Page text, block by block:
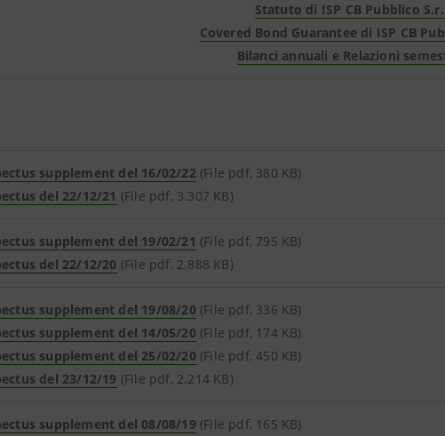
Statuto di ISP CB Pubblico
Covered Bond Guarantee di ISP CB
Bilanci annuali e Relazioni
supplement del 16/02/22(File pdf, 380 KB)
del 22/12/21 (File pdf, 3.307 KB)
supplement del 19/02/21 (File pdf, 795 KB)
del 22/12/20 (File pdf, 2.888 KB)
supplement del 19/08/20 (File pdf, 336 KB)
supplement del 14/05/20 (File pdf, 174 KB)
supplement del 25/02/20 (File pdf, 450 KB)
del 23/12/19 (File pdf, 2.214 KB)
supplement del 08/08/19 (File pdf, 165 KB)